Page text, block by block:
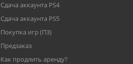
Сдача аккаунта PS4
Cдача аккаунта PS5
Покупка игр (П3)
Предзаказ
Как продлить аренду?